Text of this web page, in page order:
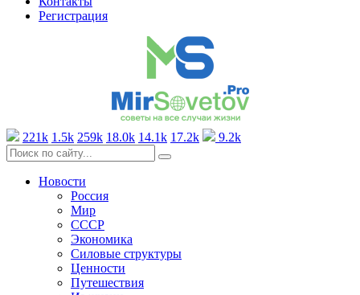
Регистрация
221k 1.5k 259k 18.0k 14.1k 17.2k 9.2k
Новости
Россия
Мир
СССР
Экономика
Силовые структуры
Ценности
Путешествия